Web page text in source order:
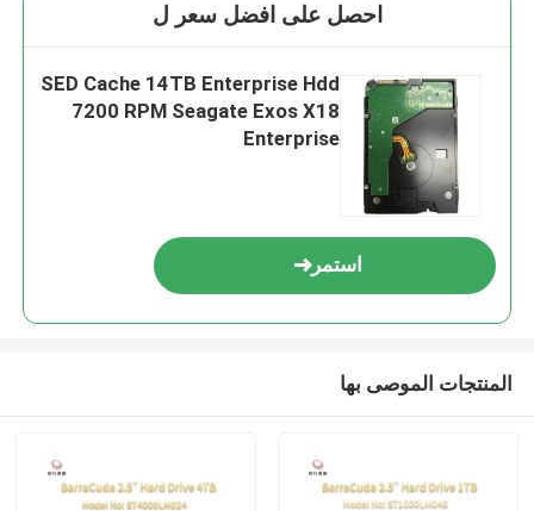
احصل على افضل سعر ل
SED Cache 14TB Enterprise Hdd
7200 RPM Seagate Exos X18
Enterprise
استمر
المنتجات الموصى بها